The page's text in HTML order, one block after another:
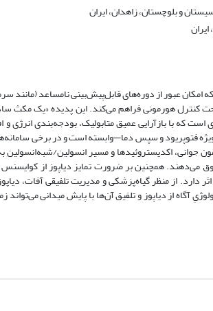
و بلوچستان، زاهدان، ایران
عبور از دوره‌های قابل‌پیش‌بینی نامساعد (مانند
هورمونی فراهم می‌کند. این پدیده «یک مکث
است که با بازآرایی عمیق متابولیک، بودجه‌بندی
فتوپریود و سپس دما—وابسته است و در برخی
اکدیستروئیدها و مسیر انسولین/شبه‌انسولین
همچنین بر ضرورت تمایز دیاپوز از کوایسنس و
دارد. از منظر گیاه‌پزشکی و مدیریت تلفیقی آفات،
آگاه از دیاپوز و تلفیق آن‌ها با پایش میدانی